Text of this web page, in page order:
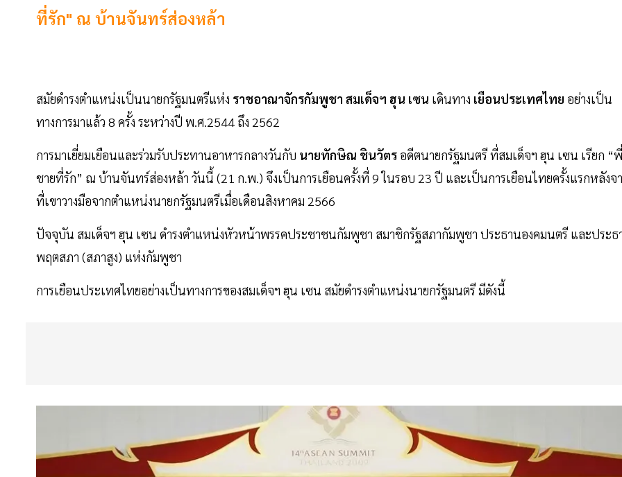
ที่รัก" ณ บ้านจันทร์ส่องหล้า
สมัยดำรงตำแหน่งเป็นนายกรัฐมนตรีแห่ง ราชอาณาจักรกัมพูชา สมเด็จฯ ฮุน เซน เดินทาง เยือนประเทศไทย อย่างเป็น
ทางการมาแล้ว 8 ครั้ง ระหว่างปี พ.ศ.2544 ถึง 2562
การมาเยี่ยมเยือนและร่วมรับประทานอาหารกลางวันกับ นายทักษิณ ชินวัตร อดีตนายกรัฐมนตรี ที่สมเด็จฯ ฮุน เซน เรียก “พี่
ชายที่รัก” ณ บ้านจันทร์ส่องหล้า วันนี้ (21 ก.พ.) จึงเป็นการเยือนครั้งที่ 9 ในรอบ 23 ปี และเป็นการเยือนไทยครั้งแรกหลังจ
ที่เขาวางมือจากตำแหน่งนายกรัฐมนตรีเมื่อเดือนสิงหาคม 2566
ปัจจุบัน สมเด็จฯ ฮุน เซน ดำรงตำแหน่งหัวหน้าพรรคประชาชนกัมพูชา สมาชิกรัฐสภากัมพูชา ประธานองคมนตรี และประธ
พฤตสภา (สภาสูง) แห่งกัมพูชา
การเยือนประเทศไทยอย่างเป็นทางการของสมเด็จฯ ฮุน เซน สมัยดำรงตำแหน่งนายกรัฐมนตรี มีดังนี้